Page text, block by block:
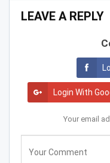
LEAVE A REPLY
Login With
Your email